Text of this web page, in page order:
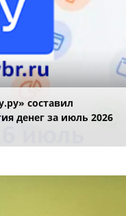
составил
денег за июль 2026